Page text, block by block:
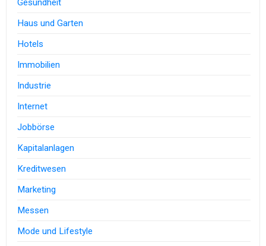
Gesundheit
Haus und Garten
Hotels
Immobilien
Industrie
Internet
Jobbörse
Kapitalanlagen
Kreditwesen
Marketing
Messen
Mode und Lifestyle